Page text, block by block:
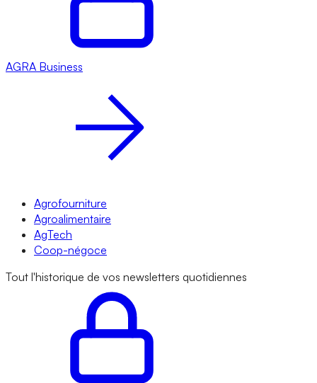
AGRA Business
Agrofourniture
Agroalimentaire
AgTech
Coop-négoce
Tout l'historique de vos newsletters quotidiennes